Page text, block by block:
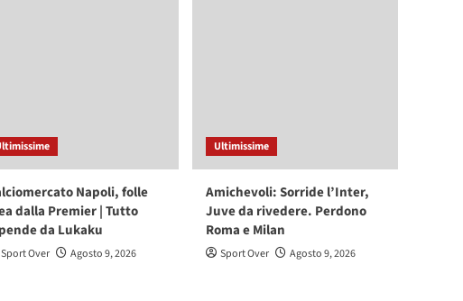
Napoli, folle
dalla Premier | Tutto
da Lukaku
Sport Over Agosto 9, 2026
Ultimissime
Amichevoli: Sorride l’Inter,
Juve da rivedere. Perdono
Roma e Milan
Sport Over Agosto 9, 2026